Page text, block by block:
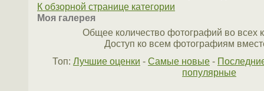
К обзорной странице категории
Моя галерея
Общее количество фотографий во всех
Доступ ко всем фотографиям
Топ: Лучшие оценки - Самые новые -
популярные